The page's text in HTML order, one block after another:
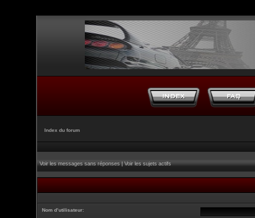
Index du forum
Voir les messages sans réponses|Voir les sujets actifs
Nom d’utilisateur: